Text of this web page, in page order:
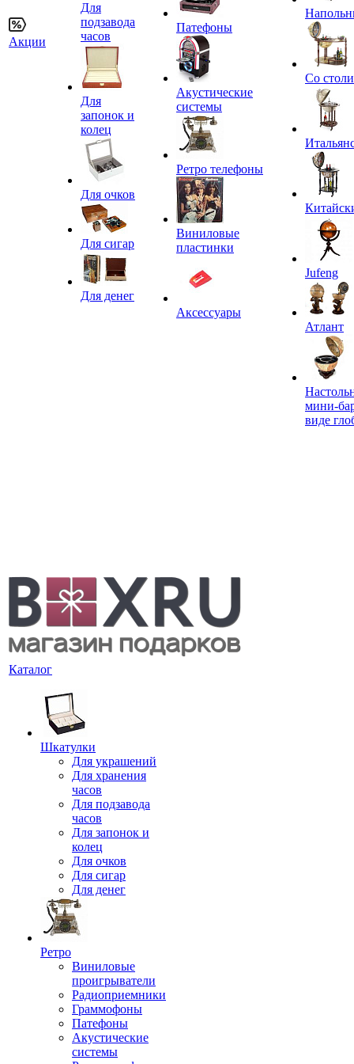
Акции
Для
подзавода
часов
Для
запонок и
колец
Для очков
Для сигар
Для денег
Патефоны
Акустические
системы
Ретро телефоны
Виниловые
пластинки
Аксессуары
Со
Jufeng
Атлант
мини-
виде
Каталог
Шкатулки
Для украшений
Для хранения
часов
Для подзавода
часов
Для запонок и
колец
Для очков
Для сигар
Для денег
Ретро
Виниловые
проигрыватели
Радиоприемники
Граммофоны
Патефоны
Акустические
системы